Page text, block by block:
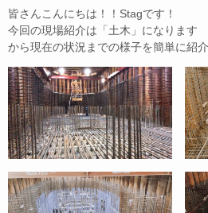
皆さんこんにちは！！Stagです！
今回の現場紹介は「土木」になります
から現在の状況までの様子を簡単に紹